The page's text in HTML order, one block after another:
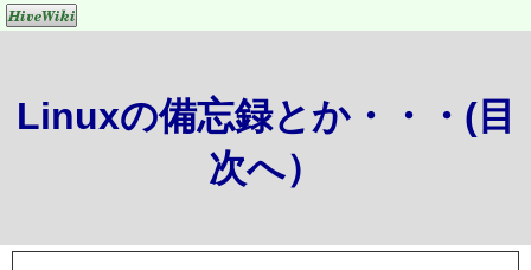
Linuxの備忘録とか・・・(目
次へ）